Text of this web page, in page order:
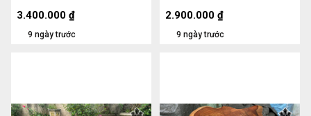
9 ngày trước
3.400.000 ₫
9 ngày trước
2.900.000 ₫